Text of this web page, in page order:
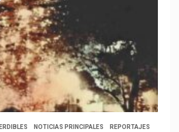
NOTICIAS PRINCIPALES REPORTAJES